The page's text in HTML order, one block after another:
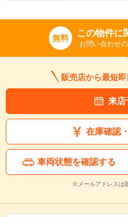
無料 この物件に
お問い合わせ
販売店から最短
来店
在庫確認
車両状態を確認する
※メールアドレスは